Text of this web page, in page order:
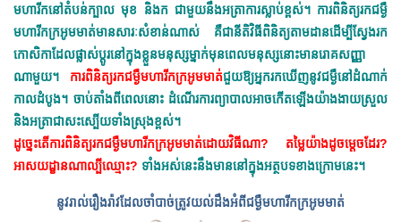
មហារីកនៅតំបន់ក្បាល មុខ​​ និងក ជាមួយនឹងអត្រាការស្លាប់ខ្ពស់។ ការពិនិត្យរកជម្ងឺ
មហារីកក្រអូមមាត់មានសារៈសំខាន់ណាស់ គឺជានីតិវិធីពិនិត្យតាមដានដើម្បីស្វែងរក
កោសិកាដែលផ្លាស់ប្តូរនៅក្នុងខ្លួនមនុស្សម្នាក់មុនពេលមនុស្សនោះមានរោគសញ្ញា
ណាមួយ។ ការពិនិត្យរកជម្ងឺមហារីកក្រអូមមាត់ជួយឱ្យអ្នករកឃើញនូវជម្ងឺនៅដំណាក់
កាលដំបូង។ ចាប់តាំងពីពេលនោះ ដំណើរការព្យាបាលអាចកើតឡើងយ៉ាងងាយស្រួល
និងអត្រាជាសះស្បើយទាំងស្រុងខ្ពស់។
ដូច្នេះតើការពិនិត្យរកជម្ងឺមហារីកក្រអូមមាត់ដោយវិធីណា? តម្លៃយ៉ាងដូចម្តេចដែរ?
អាសយដ្ខានណាល្បីឈ្មោះ? ទាំងអស់នេះនឹងមាននៅក្នុងអត្ថបទខាងក្រោមនេះ។
នូវរាល់រឿងរ៉ាវដែលចាំបាច់ត្រូវយល់ដឹងអំពីជម្ងឺមហារីកក្រអូមមាត់